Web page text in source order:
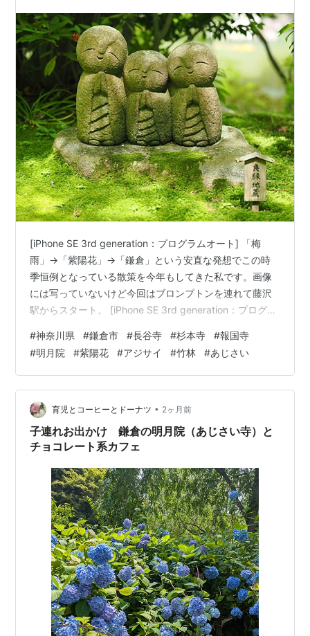
[iPhone SE 3rd generation：プログラムオート] 「梅
雨」→「紫陽花」→「鎌倉」という安直な発想でこの時
季恒例となっている散策を今年もしてきた私です。画像
には写っていないけど今回はブロンプトンを連れて藤沢
駅からスタート。 [iPhone SE 3rd generation：プログラ
けるとそっから渋滞していた(汗)。 [iPhone SE 3rd
generation：プログラムオート] なんとか長谷寺の入口に
到着。 [E-M5 MarkⅡ＋M.ZD 17mm F1.8：絞り優先オー
ト] 長谷寺 拝観料を払って以下、境内…
#神奈川県 #鎌倉市 #長谷寺 #杉本寺 #報国寺
#明月院 #紫陽花 #アジサイ #竹林 #あじさい
育児とコーヒーとドーナツ • 2ヶ月前
子連れお出かけ 鎌倉の明月院（あじさい寺）と
チョコレート系カフェ